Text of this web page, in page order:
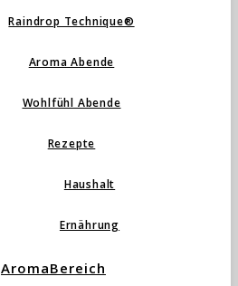
Raindrop Technique®
Aroma Abende
Wohlfühl Abende
Rezepte
Haushalt
Ernährung
AromaBereich